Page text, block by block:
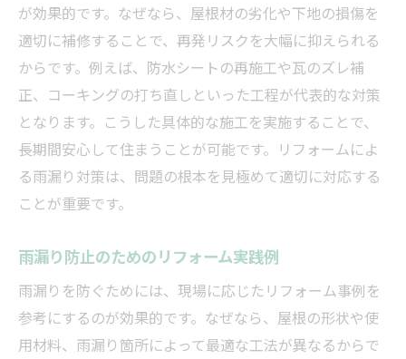
が効果的です。なぜなら、屋根材の劣化や下地の損傷を
適切に補修することで、再発リスクを大幅に抑えられる
からです。例えば、防水シートの再施工や瓦のズレ補
正、コーキングの打ち直しといった工程が代表的な対策
となります。こうした具体的な施工を実施することで、
長期間安心して住まうことが可能です。リフォームによ
る雨漏り対策は、問題の根本を見極めて適切に対応する
ことが重要です。
雨漏り防止のためのリフォーム実践例
雨漏りを防ぐためには、現場に応じたリフォーム事例を
参考にするのが効果的です。なぜなら、屋根の形状や使
用材料、雨漏り箇所によって最適な工法が異なるからで